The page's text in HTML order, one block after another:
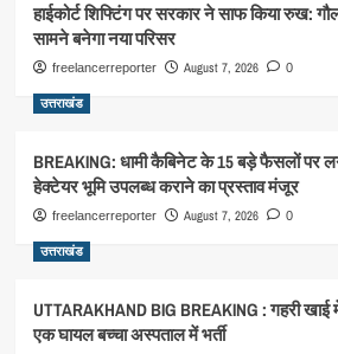
हाईकोर्ट शिफ्टिंग पर सरकार ने साफ किया रुख:
सामने बनेगा नया परिसर
freelancerreporter August 7, 2026 0
उत्तराखंड
BREAKING: धामी कैबिनेट के 15 बड़े फैसलों पर
हेक्टेयर भूमि उपलब्ध कराने का प्रस्ताव मंजूर
freelancerreporter August 7, 2026 0
उत्तराखंड
UTTARAKHAND BIG BREAKING : गहरी खाई
एक घायल बच्चा अस्पताल में भर्ती